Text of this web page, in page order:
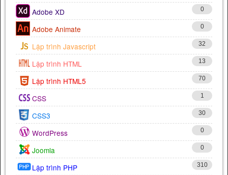
Adobe XD 0
Adobe Animate 0
Lập trình Javascript 32
Lập trình HTML 13
Lập trình HTML5 70
CSS 1
CSS3 30
WordPress 0
Joomla 0
Lập trình PHP 310